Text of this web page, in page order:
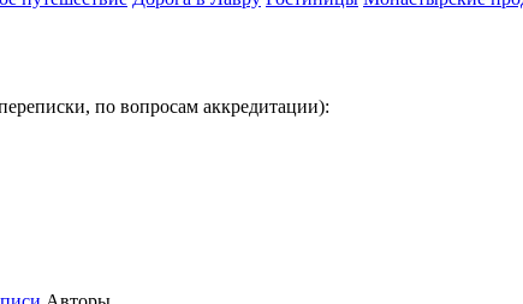
по вопросам аккредитации):